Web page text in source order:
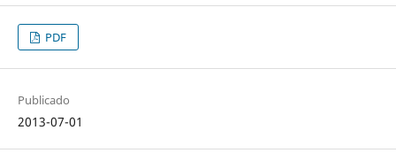
PDF
Publicado
2013-07-01